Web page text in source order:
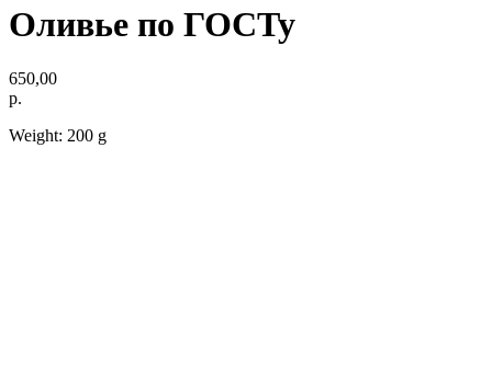
Оливье по ГОСТу
650,00
р.
Weight: 200 g